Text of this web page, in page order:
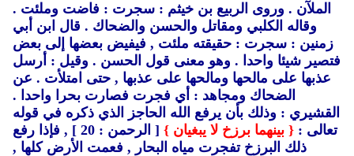
الملآن . وروى الربيع بن خيثم : سجرت : فاضت وملئت .
وقاله الكلبي ومقاتل والحسن والضحاك . قال ابن أبي
زمنين : سجرت : حقيقته ملئت , فيفيض بعضها إلى بعض
فتصير شيئا واحدا . وهو معنى قول الحسن . وقيل : أرسل
عذبها على مالحها ومالحها على عذبها , حتى امتلأت . عن
الضحاك ومجاهد : أي فجرت فصارت بحرا واحدا .
القشيري : وذلك بأن يرفع الله الحاجز الذي ذكره في قوله
تعالى : { بينهما برزخ لا يبغيان }
[ الرحمن : 20 ] , فإذا رفع
ذلك البرزخ تفجرت مياه البحار , فعمت الأرض كلها ,